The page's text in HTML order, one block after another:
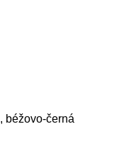
béžovo-černá